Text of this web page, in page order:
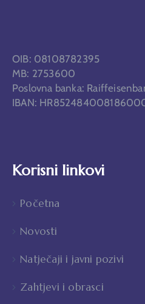
OIB: 08108782395
MB: 2753600
Poslovna banka:
IBAN:
Korisni linkovi
Početna
Novosti
Natječaji i javni pozivi
Zahtjevi i obrasci